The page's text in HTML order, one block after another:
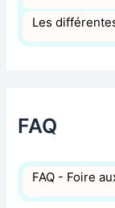
Les
FAQ
FAQ - Foire